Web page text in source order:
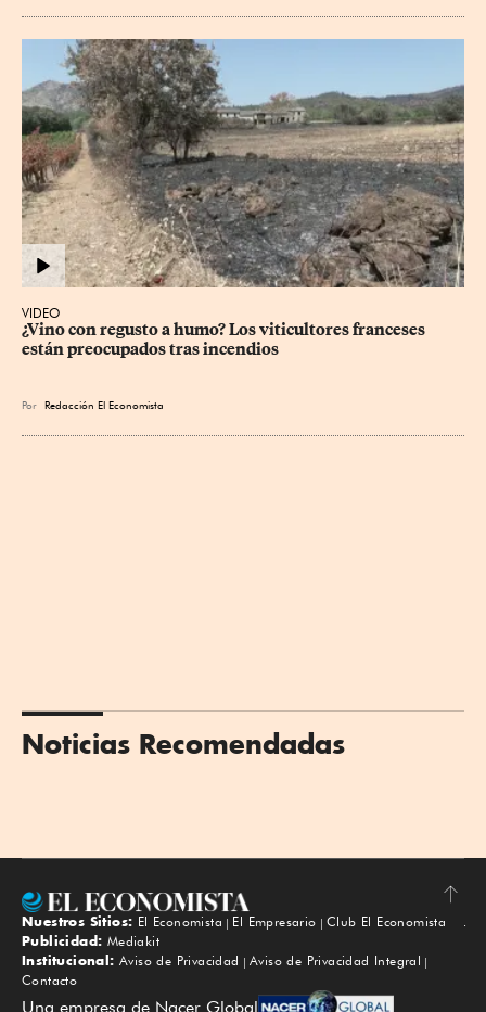
VIDEO
¿Vino con regusto a humo? Los viticultores franceses
están preocupados tras incendios
Por Redacción El Economista
Noticias Recomendadas
Subir
Nuestros Sitios: El Economista El Empresario
Club El Economista
Publicidad: Mediakit
Institucional: Aviso de Privacidad
Aviso de Privacidad Integral
Contacto
Una empresa de Nacer Global